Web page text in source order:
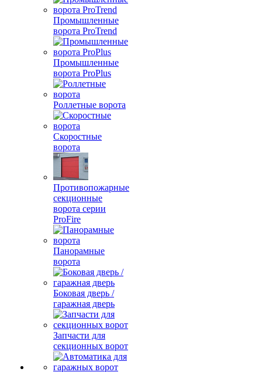
Промышленные
ворота ProTrend
Промышленные
ворота ProPlus
Роллетные ворота
Скоростные
ворота
Противопожарные
секционные
ворота серии
ProFire
Панорамные
ворота
Боковая дверь /
гаражная дверь
Запчасти для
секционных ворот